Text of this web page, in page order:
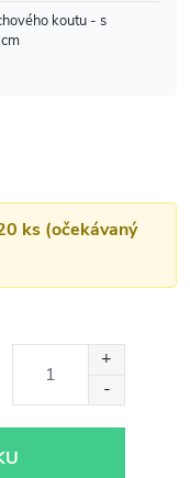
ks (očekávaný